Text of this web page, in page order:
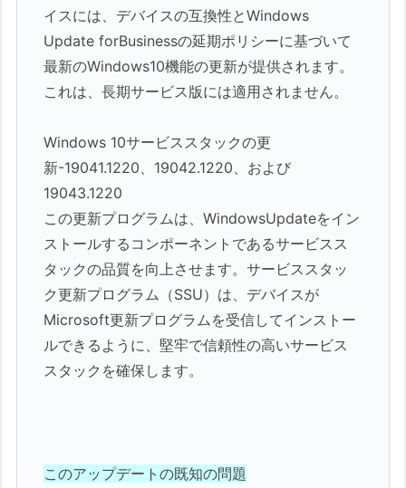
イスには、デバイスの互換性とWindows
Update forBusinessの延期ポリシーに基づいて
最新のWindows10機能の更新が提供されます。
これは、長期サービス版には適用されません。
Windows 10サービススタックの更
新-19041.1220、19042.1220、および
19043.1220
この更新プログラムは、WindowsUpdateをイン
ストールするコンポーネントであるサービスス
タックの品質を向上させます。サービススタッ
ク更新プログラム（SSU）は、デバイスが
Microsoft更新プログラムを受信して​​インストー
ルできるように、堅牢で信頼性の高いサービス
スタックを確保します。
このアップデートの既知の問題